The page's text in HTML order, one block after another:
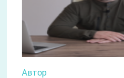
Автор